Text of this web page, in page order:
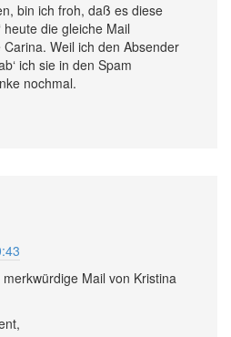
bin ich froh, daß es diese
heute die gleiche Mail
Weil ich den Absender
ich sie in den Spam
nochmal.
Mail von Kristina